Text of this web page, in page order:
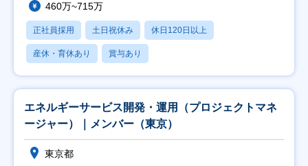
460万~715万
正社員採用 土日祝休み 休日120日以上
産休・育休あり 賞与あり
エネルギーサービス開発・運用（プロジェクトマネ
ージャー）｜メンバー（東京）
東京都